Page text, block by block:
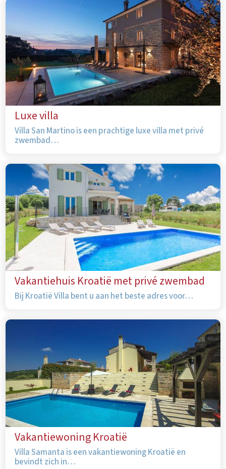
Luxe villa
Villa San Martino is een prachtige luxe villa met privé
zwembad…
Vakantiehuis Kroatië met privé zwembad
Bij Kroatië Villa bent u aan het beste adres voor…
Vakantiewoning Kroatië
Villa Samanta is een vakantiewoning Kroatië en
bevindt zich in…